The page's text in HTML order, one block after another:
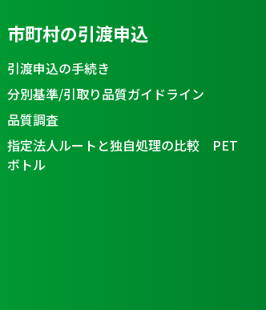
市町村の引渡申込
引渡申込の手続き
分別基準/引取り品質ガイドライン
品質調査
指定法人ルートと独自処理の比較 PET
ボトル